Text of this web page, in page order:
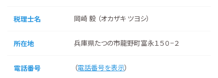
税理士名 岡崎 毅 （オカザキ ツヨシ）
所在地 兵庫県たつの市龍野町富永１５０−２
電話番号 （電話番号を表示）